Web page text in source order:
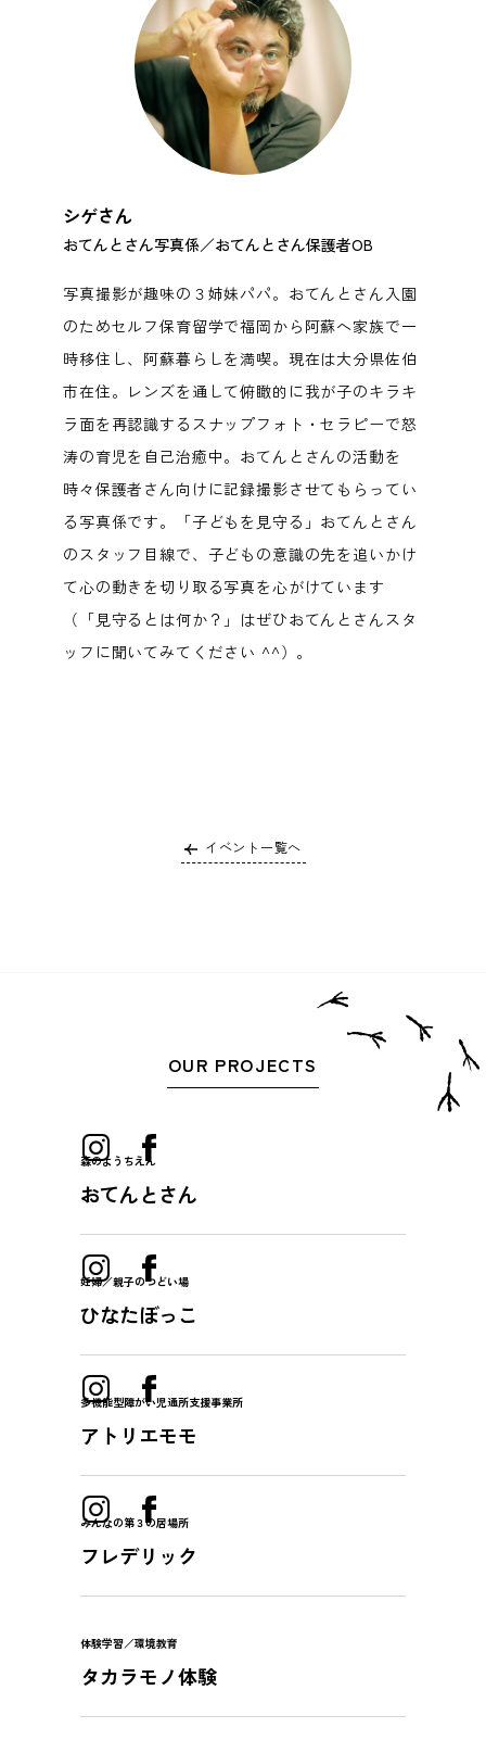
シゲさん
おてんとさん写真係／おてんとさん保護者OB
‍写真撮影が趣味の３姉妹パパ。おてんとさん入園
のためセルフ保育留学で福岡から阿蘇へ家族で一
時移住し、阿蘇暮らしを満喫。現在は大分県佐伯
市在住。レンズを通して俯瞰的に我が子のキラキ
ラ面を再認識するスナップフォト・セラピーで怒
涛の育児を自己治癒中。おてんとさんの活動を
時々保護者さん向けに記録撮影させてもらってい
る写真係です。「子どもを見守る」おてんとさん
のスタッフ目線で、子どもの意識の先を追いかけ
て心の動きを切り取る写真を心がけています
（「見守るとは何か？」はぜひおてんとさんスタ
ッフに聞いてみてください ^^）。
イベント一覧へ
OUR PROJECTS
森のようちえん
おてんとさん
妊婦／親子のつどい場
ひなたぼっこ
多機能型障がい児通所支援事業所
アトリエモモ
みんなの第３の居場所
フレデリック
体験学習／環境教育
タカラモノ体験